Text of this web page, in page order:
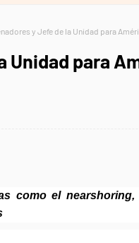
y Jefe de la Unidad para
Unidad para
como el